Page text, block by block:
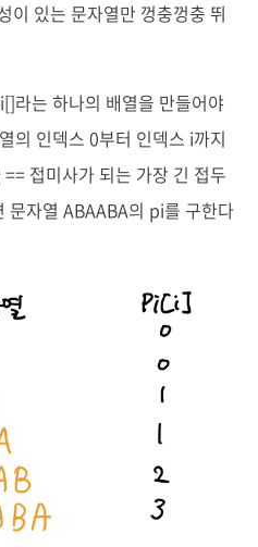
이 있는 문자열만 껑충껑충 뛰
라는 하나의 배열을 만들어야
의 인덱스 0부터 인덱스 i까지
접미사가 되는 가장 긴 접두
문자열 ABAABA의 pi를 구한다